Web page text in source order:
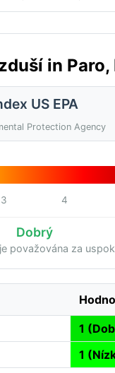
in
US EPA
Protection Agency
3 4
Dobrý
považována za
1
1